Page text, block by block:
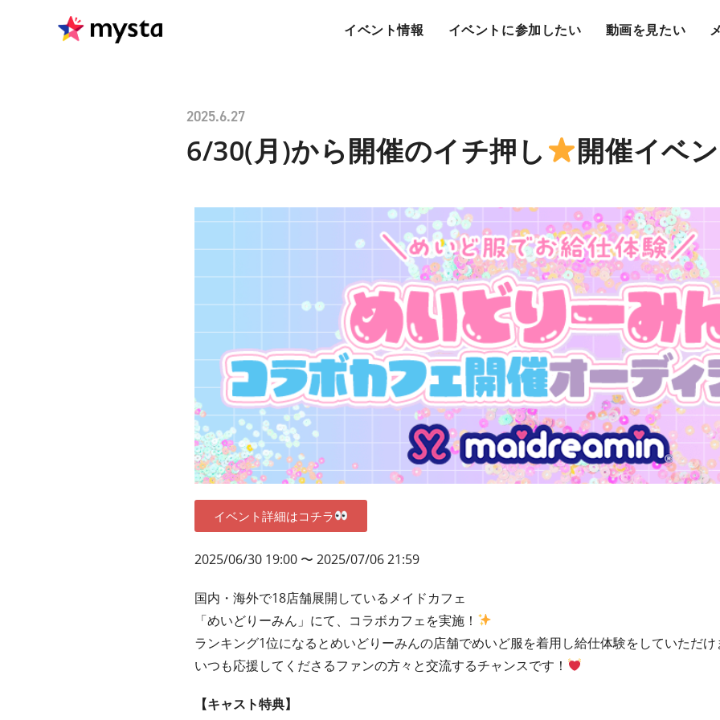
イベント情報 イベントに参加したい 動画を見たい
2025.6.27
6/30(月)から開催のイチ押し 開催イベ
イベント詳細はコチラ
2025/06/30 19:00 〜 2025/07/06 21:59
国内・海外で18店舗展開しているメイドカフェ
「めいどりーみん」にて、コラボカフェを実施！
ランキング1位になるとめいどりーみんの店舗でめいど服を着用し給仕体験をしていただけ
いつも応援してくださるファンの方々と交流するチャンスです！
【キャスト特典】